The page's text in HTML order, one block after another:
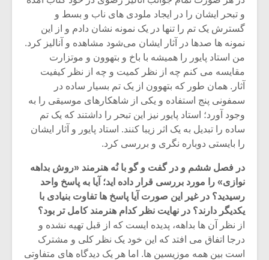
و تبحر ایشان را در ایجاد ملودی های ناب و بسط و
گسترش یک تم را تنها در یک نمونه نشان دادم و از این
نمونه ها صدها در آثار ایشان می‌شود مشاهده و آنالیز کرد.
من استاد پایور را همیشه با باخ و بتهوون و موتزارت
مقایسه می کنم چه از نظر کمیت و چه از نظر کیفیت
‌آثار. همان طور که بتهوون از یک تم بسیار ساده در
سمفونی پنج استفاده و یکی از شاهکارهای موسیقی را به
وجود آورد؛ استاد پایور نیز این تبحر را داشتند که یک تم
ساده را تبدیل به یک اثر زیبا کنند. استاد پایور و آثار ایشان
را بایستی دوباره نگری و بررسی کرد.
در فصل ششم و در گفت و گو با نُه هنرمند «روش بداهه
نوازی» را مورد بررسی قرار داده اید؛ آیا به پاسخ واحد
رسیدید؟ در غیر این صورت آیا پاسخ ها تفاوت بنیادی با
یکدیگر دارند؟ در نهایت نظر کدام هنرمند کامل تر بود؟
از نظر آن ها بداهه، پدیده ایست که از قبل تهیه نشده و
درجا اتفاق می افتد که این خود یک ‌نظر کلی و مشترک
است بین همه موزیسین ها. اما هر یک دیدگاه های متفاوتی